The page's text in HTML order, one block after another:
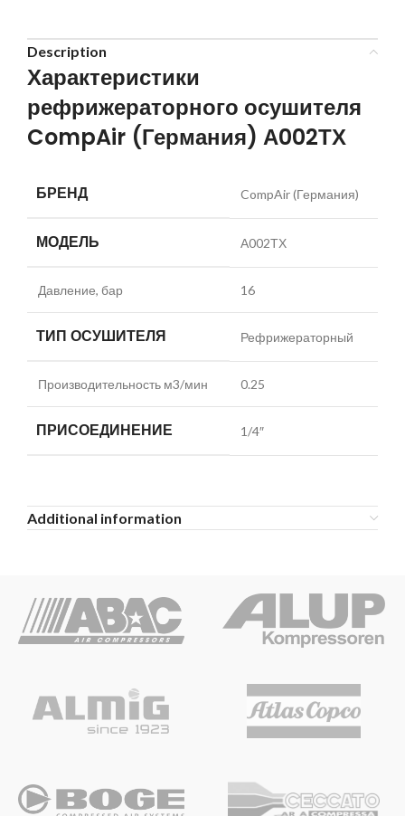
Description
Характеристики
рефрижераторного осушителя
CompAir (Германия) А002ТХ
БРЕНД CompAir (Германия)
МОДЕЛЬ А002ТХ
Давление, бар 16
ТИП ОСУШИТЕЛЯ Рефрижераторный
Производительность м3/мин 0.25
ПРИСОЕДИНЕНИЕ 1/4″
Additional information